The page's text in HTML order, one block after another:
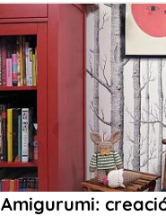
Amigurumi: